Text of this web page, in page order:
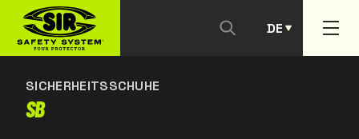
DE
PT
SICHERHEITSSCHUHE
SB
KONTAKTIEREN SIE UNS